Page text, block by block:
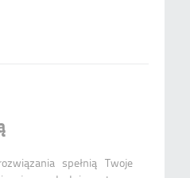
spełnią Twoje